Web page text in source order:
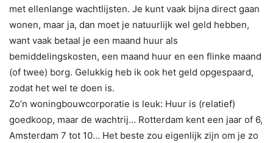
met ellenlange wachtlijsten. Je kunt vaak bijna direct gaan
wonen, maar ja, dan moet je natuurlijk wel geld hebben,
want vaak betaal je een maand huur als
bemiddelingskosten, een maand huur en een flinke maand
(of twee) borg. Gelukkig heb ik ook het geld opgespaard,
zodat het wel te doen is.
Zo’n woningbouwcorporatie is leuk: Huur is (relatief)
goedkoop, maar de wachtrij… Rotterdam kent een jaar of 6,
Amsterdam 7 tot 10… Het beste zou eigenlijk zijn om je zo